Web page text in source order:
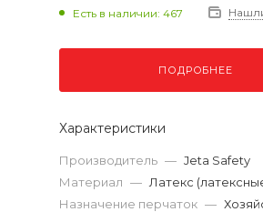
Есть в наличии: 467
ПОДРОБНЕЕ
Характеристики
Производитель — Jeta Safety
Материал — Латекс
Назначение перчаток —